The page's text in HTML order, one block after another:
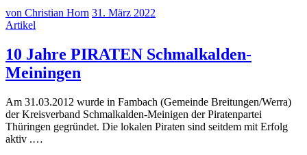
von Christian Horn 31. März 2022
Artikel
10 Jahre PIRATEN Schmalkalden-
Meiningen
2022)
Am 31.03.2012 wurde in Fambach (Gemeinde Breitungen/Werra)
der Kreisverband Schmalkalden-Meinigen der Piratenpartei
Thüringen gegründet. Die lokalen Piraten sind seitdem mit Erfolg
aktiv .…